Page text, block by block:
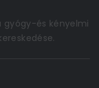
gyógy-és kényelmi